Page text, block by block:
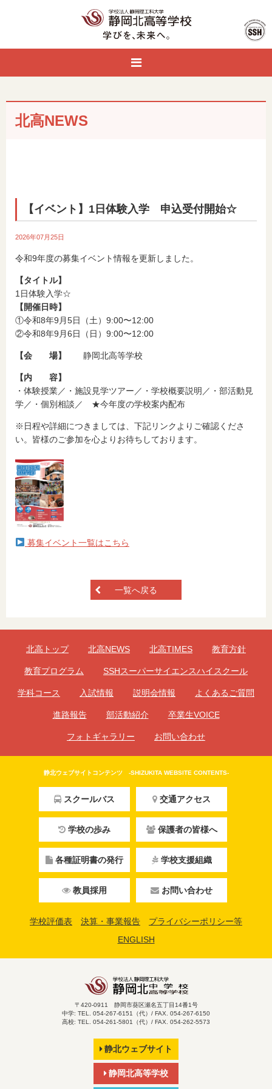
北高NEWS
【イベント】1日体験入学 申込受付開始☆
2026年07月25日
令和9年度の募集イベント情報を更新しました。
【タイトル】
1日体験入学☆
【開催日時】
①令和8年9月5日（土）9:00〜12:00
②令和8年9月6日（日）9:00〜12:00
【会 場】 静岡北高等学校
【内 容】
・体験授業／・施設見学ツアー／・学校概要説明／・部活動見
学／・個別相談／ ★今年度の学校案内配布
※日程や詳細につきましては、下記リンクよりご確認くださ
い。皆様のご参加を心よりお待ちしております。
募集イベント一覧はこちら
一覧へ戻る
北高トップ 北高NEWS 北高TIMES 教育方針
教育プログラム SSHスーパーサイエンスハイスクール
学科コース 入試情報 説明会情報 よくあるご質問
進路報告 部活動紹介 卒業生VOICE
フォトギャラリー お問い合わせ
静北ウェブサイトコンテンツ -SHIZUKITA WEBSITE CONTENTS-
スクールバス 交通アクセス
学校の歩み 保護者の皆様へ
各種証明書の発行 学校支援組織
教員採用 お問い合わせ
学校評価表 決算・事業報告
プライバシーポリシー等
ENGLISH
〒420-0911 静岡市葵区瀬名五丁目14番1号
中学: TEL. 054-267-6151（代）/ FAX. 054-267-6150
高校: TEL. 054-261-5801（代）/ FAX. 054-262-5573
静北ウェブサイト
静岡北高等学校